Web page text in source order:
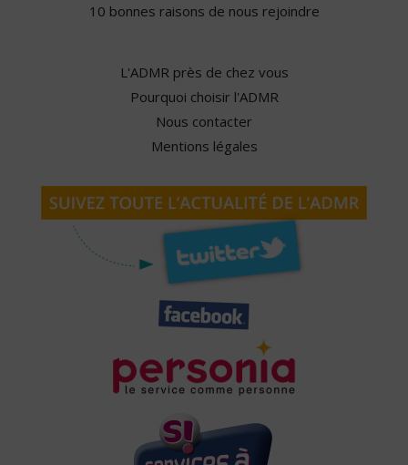
10 bonnes raisons de nous rejoindre
L'ADMR près de chez vous
Pourquoi choisir l'ADMR
Nous contacter
Mentions légales